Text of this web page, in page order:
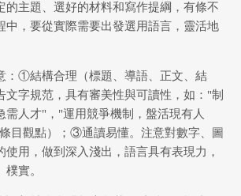
的主題、選好的材料和寫作提綱，有條不
中，要從實際需要出發選用語言，靈活地
：①結構合理（標題、導語、正文、結
字規范，具有審美性與可讀性，如："制
需人才"，"運用競爭機制，盤活現有人
目觀點）；③通讀易懂。注意對數字、圖
使用，做到深入淺出，語言具有表現力，
實。